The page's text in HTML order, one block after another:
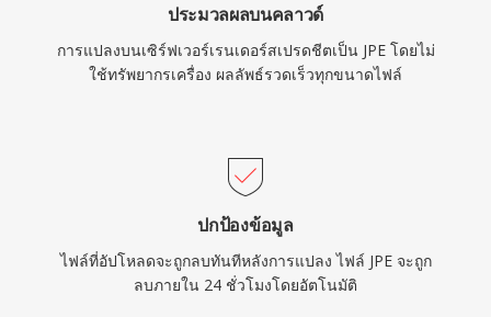
ประมวลผลบนคลาวด์
การแปลงบนเซิร์ฟเวอร์เรนเดอร์สเปรดชีตเป็น JPE โดยไม่
ใช้ทรัพยากรเครื่อง ผลลัพธ์รวดเร็วทุกขนาดไฟล์
ปกป้องข้อมูล
ไฟล์ที่อัปโหลดจะถูกลบทันทีหลังการแปลง ไฟล์ JPE จะถูก
ลบภายใน 24 ชั่วโมงโดยอัตโนมัติ